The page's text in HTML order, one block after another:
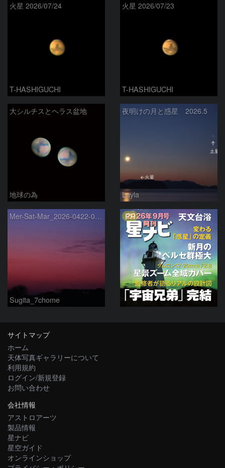
火星 2026/07/24
T-HASHIGUCHI
火星 2026/07/23
T-HASHIGUCHI
大シルチスとヘラス盆地
地球の為
夜明けの月と惑星 2026.5
Layla
Mer-Sat-Mar_2026-0422-0430
Sugita_7chome
PR
サイトマップ
ホーム
天体写真ギャラリーについて
利用規約
ログイン/新規登録
お問い合わせ
会社情報
アストロアーツ
製品情報
星ナビ
星空ガイド
オンラインショップ